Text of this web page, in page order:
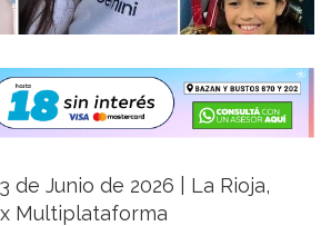
de Junio de 2026 | La Rioja,
Multiplataforma